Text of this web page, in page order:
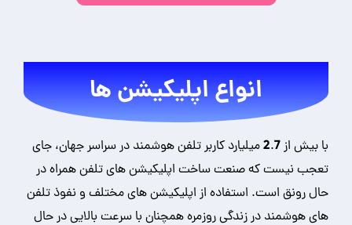
انواع اپلیکیشن ها
با بیش از 2.7 میلیارد کاربر تلفن هوشمند در سراسر جهان، جای
تعجب نیست که صنعت ساخت اپلیکیشن های تلفن همراه در
حال رونق است. استفاده از اپلیکیشن های مختلف و نفوذ تلفن
های هوشمند در زندگی روزمره همچنان با سرعت بالایی در حال